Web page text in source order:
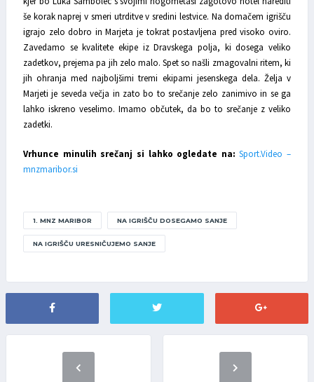
še korak naprej v smeri utrditve v sredini lestvice. Na domačem igrišču
igrajo zelo dobro in Marjeta je tokrat postavljena pred visoko oviro.
Zavedamo se kvalitete ekipe iz Dravskega polja, ki dosega veliko
zadetkov, prejema pa jih zelo malo. Spet so našli zmagovalni ritem, ki
jih ohranja med najboljšimi tremi ekipami jesenskega dela. Želja v
Marjeti je seveda večja in zato bo to srečanje zelo zanimivo in se ga
lahko iskreno veselimo. Imamo občutek, da bo to srečanje z veliko
zadetki.
Vrhunce minulih srečanj si lahko ogledate na:Sport.Video –
mnzmaribor.si
1. MNZ MARIBOR NA IGRIŠČU DOSEGAMO SANJE
NA IGRIŠČU URESNIČUJEMO SANJE